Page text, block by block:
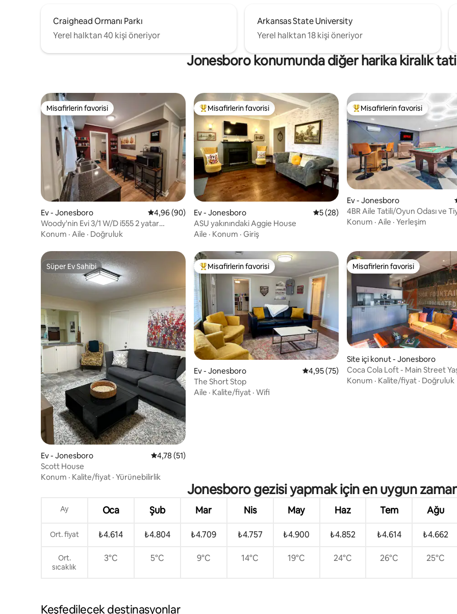
Craighead Ormanı Parkı
Yerel halktan 40 kişi öneriyor
Arkansas State University
Yerel halktan 18 kişi öneriyor
Jonesboro konumunda diğer harika kiralık
Misafirlerin favorisi
Misafirlerin favorisi
Ev - Jonesboro 5 üzerinden ortalama 4,96 puan, 90 değerlendirme
4,96 (90)
Woody'nin Evi 3/1 W/D i555 2 yatar
kanepe
Konum · Aile · Doğruluk
Misafirlerin favorilerinden en beğenilenler arasında
Misafirlerin favorisi
Ev - Jonesboro 5 üzerinden ortalama 5 puan, 28
5 (28)
ASU yakınındaki Aggie House
Aile · Konum · Giriş
Misafirlerin favorilerinden en
Misafirlerin favorisi
Ev - Jonesboro
4BR Aile Tatili/Oyun Odası ve
ASU Yakınında
Konum · Aile · Yerleşim
Süper Ev Sahibi
Süper Ev Sahibi
Ev - Jonesboro 5 üzerinden ortalama 4,78 puan, 51 değerlendirme
4,78 (51)
Scott House
Konum · Kalite/fiyat · Yürünebilirlik
Misafirlerin favorilerinden en beğenilenler arasında
Misafirlerin favorisi
Ev - Jonesboro 5 üzerinden ortalama 4,95 puan, 75
4,95 (75)
The Short Stop
Aile · Kalite/fiyat · Wifi
Misafirlerin favorisi
Misafirlerin favorisi
Site içi konut - Jonesboro
Coca Cola Loft - Main Street
Konum · Kalite/fiyat · Doğruluk
Jonesboro gezisi yapmak için en uygun
Ay Oca Şub Mar Nis May Haz Tem Ağu
Ort. fiyat ₺4.614 ₺4.804 ₺4.709 ₺4.757 ₺4.900 ₺4.852 ₺4.614 ₺4.662
Ort.
sıcaklık
3°C 5°C 9°C 14°C 19°C 24°C 26°C 25°C
Keşfedilecek destinasyonlar